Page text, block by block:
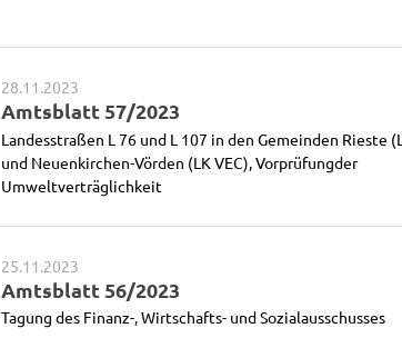
28.11.2023
Amtsblatt 57/2023
Landesstraßen L 76 und L 107 in den Gemeinden Rieste
und Neuenkirchen-Vörden (LK VEC), Vorprüfungder
Umweltverträglichkeit
25.11.2023
Amtsblatt 56/2023
Tagung des Finanz-, Wirtschafts- und Sozialausschusses